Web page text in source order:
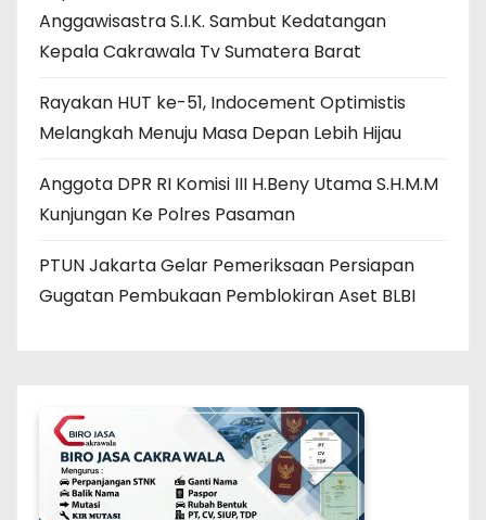
Anggawisastra S.I.K. Sambut Kedatangan
Kepala Cakrawala Tv Sumatera Barat
Rayakan HUT ke-51, Indocement Optimistis
Melangkah Menuju Masa Depan Lebih Hijau
Anggota DPR RI Komisi III H.Beny Utama S.H.M.M
Kunjungan Ke Polres Pasaman
PTUN Jakarta Gelar Pemeriksaan Persiapan
Gugatan Pembukaan Pemblokiran Aset BLBI